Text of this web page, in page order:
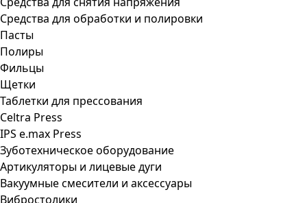
Средства для обработки и полировки
Пасты
Полиры
Фильцы
Щетки
Таблетки для прессования
Celtra Press
IPS e.max Press
Зуботехническое оборудование
Артикуляторы и лицевые дуги
Вакуумные смесители и аксессуары
Вибростолики